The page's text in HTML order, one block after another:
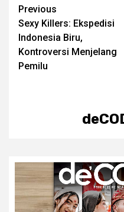
Post
navigation
Previous
Sexy Killers: Ekspedisi
Indonesia Biru,
Kontroversi Menjelang
Pemilu